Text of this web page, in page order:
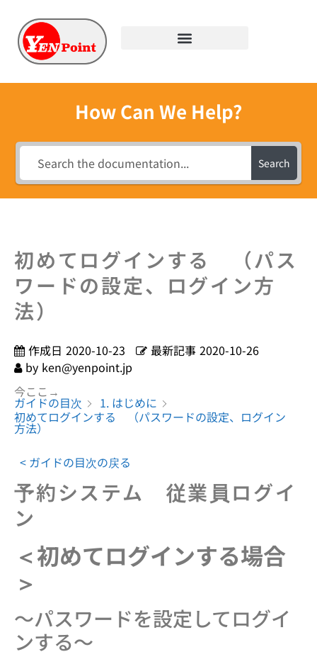
How Can We Help?
Search
初めてログインする （パス
ワードの設定、ログイン方
法）
作成日 2020-10-23 最新記事 2020-10-26
by ken@yenpoint.jp
今ここ→
ガイドの目次
1. はじめに
初めてログインする （パスワードの設定、ログイン
方法）
< ガイドの目次の戻る
予約システム 従業員ログイ
ン
＜初めてログインする場合
＞
〜パスワードを設定してログイ
ンする〜